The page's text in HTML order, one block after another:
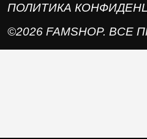
ПОЛИТИКА
©2026 FAMSHOP.